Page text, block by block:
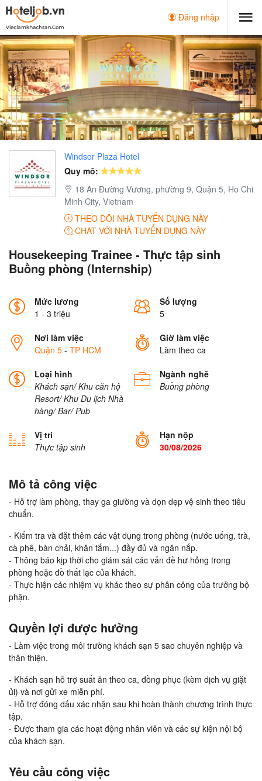
Đăng nhập
Windsor Plaza Hotel
Quy mô:
18 An Đường Vương, phường 9, Quận 5, Ho Chi
Minh City, Vietnam
THEO DÕI NHÀ TUYỂN DỤNG NÀY
CHAT VỚI NHÀ TUYỂN DỤNG NÀY
Housekeeping Trainee - Thực tập sinh
Buồng phòng (Internship)
Mức lương
1 - 3 triệu
Số lượng
5
Nơi làm việc
Quận 5 - TP HCM
Giờ làm việc
Làm theo ca
Loại hình
Khách sạn/ Khu căn hộ
Resort/ Khu Du lịch Nhà
hàng/ Bar/ Pub
Ngành nghề
Buồng phòng
Vị trí
Thực tập sinh
Hạn nộp
30/08/2026
Mô tả công việc
- Hỗ trợ làm phòng, thay ga giường và dọn dẹp vệ sinh theo tiêu
chuẩn.
- Kiểm tra và đặt thêm các vật dụng trong phòng (nước uống, trà,
cà phê, bàn chải, khăn tắm...) đầy đủ và ngăn nắp.
- Thông báo kịp thời cho giám sát các vấn đề hư hỏng trong
phòng hoặc đồ thất lạc của khách.
- Thực hiện các nhiệm vụ khác theo sự phân công của trưởng bộ
phận.
Quyền lợi được hưởng
- Làm việc trong môi trường khách sạn 5 sao chuyên nghiệp và
thân thiện.
- Khách sạn hỗ trợ suất ăn theo ca, đồng phục (kèm dịch vụ giặt
ủi) và nơi gửi xe miễn phí.
- Hỗ trợ đóng dấu xác nhận sau khi hoàn thành chương trình thực
tập.
- Được tham gia các hoạt động nhân viên và các sự kiện nội bộ
của khách sạn.
Yêu cầu công việc